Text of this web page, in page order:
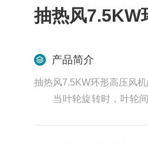
抽热风7.5KW
产品简介
抽热风7.5KW环形高压风
当叶轮旋转时，叶轮间